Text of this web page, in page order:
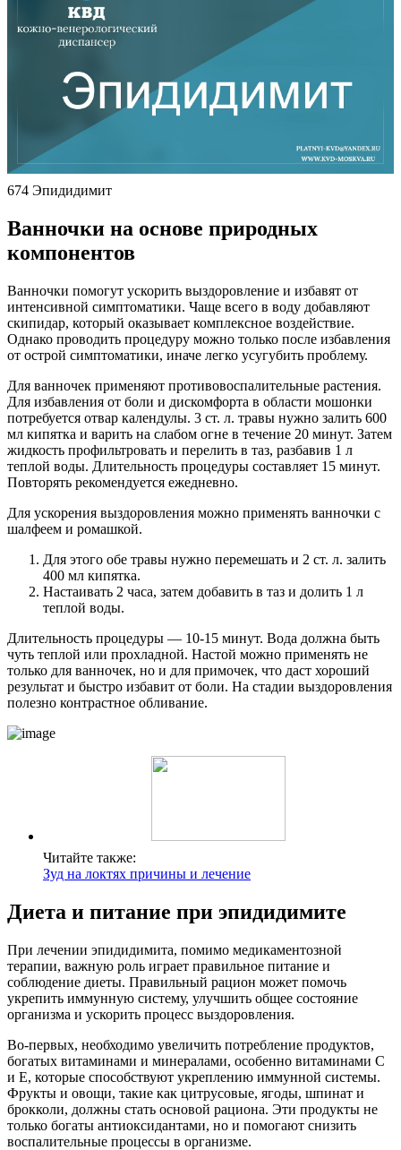
674 Эпидидимит
Ванночки на основе природных
компонентов
Ванночки помогут ускорить выздоровление и избавят от
интенсивной симптоматики. Чаще всего в воду добавляют
скипидар, который оказывает комплексное воздействие.
Однако проводить процедуру можно только после избавления
от острой симптоматики, иначе легко усугубить проблему.
Для ванночек применяют противовоспалительные растения.
Для избавления от боли и дискомфорта в области мошонки
потребуется отвар календулы. 3 ст. л. травы нужно залить 600
мл кипятка и варить на слабом огне в течение 20 минут. Затем
жидкость профильтровать и перелить в таз, разбавив 1 л
теплой воды. Длительность процедуры составляет 15 минут.
Повторять рекомендуется ежедневно.
Для ускорения выздоровления можно применять ванночки с
шалфеем и ромашкой.
Для этого обе травы нужно перемешать и 2 ст. л. залить
400 мл кипятка.
Настаивать 2 часа, затем добавить в таз и долить 1 л
теплой воды.
Длительность процедуры — 10-15 минут. Вода должна быть
чуть теплой или прохладной. Настой можно применять не
только для ванночек, но и для примочек, что даст хороший
результат и быстро избавит от боли. На стадии выздоровления
полезно контрастное обливание.
Читайте также:
Зуд на локтях причины и лечение
Диета и питание при эпидидимите
При лечении эпидидимита, помимо медикаментозной
терапии, важную роль играет правильное питание и
соблюдение диеты. Правильный рацион может помочь
укрепить иммунную систему, улучшить общее состояние
организма и ускорить процесс выздоровления.
Во-первых, необходимо увеличить потребление продуктов,
богатых витаминами и минералами, особенно витаминами C
и E, которые способствуют укреплению иммунной системы.
Фрукты и овощи, такие как цитрусовые, ягоды, шпинат и
брокколи, должны стать основой рациона. Эти продукты не
только богаты антиоксидантами, но и помогают снизить
воспалительные процессы в организме.